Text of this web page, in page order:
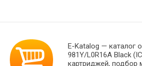
E-Katalog — каталог
981Y/L0R16A Black
картриджей,